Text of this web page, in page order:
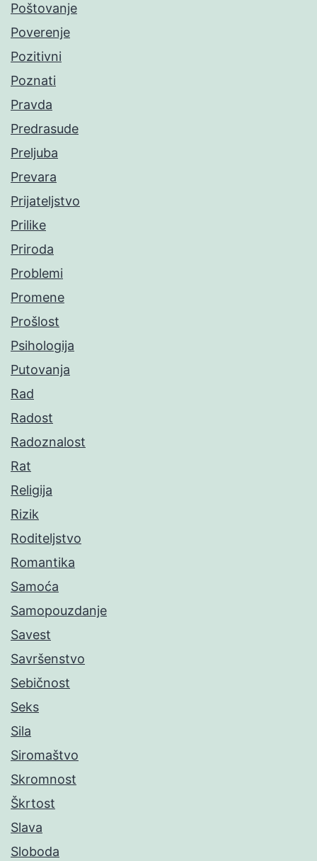
Poštovanje
Poverenje
Pozitivni
Poznati
Pravda
Predrasude
Preljuba
Prevara
Prijateljstvo
Prilike
Priroda
Problemi
Promene
Prošlost
Psihologija
Putovanja
Rad
Radost
Radoznalost
Rat
Religija
Rizik
Roditeljstvo
Romantika
Samoća
Samopouzdanje
Savest
Savršenstvo
Sebičnost
Seks
Sila
Siromaštvo
Skromnost
Škrtost
Slava
Sloboda